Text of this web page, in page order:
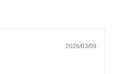
2026/03/09